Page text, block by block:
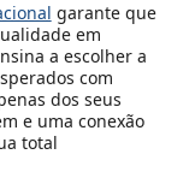
garante que
em
a escolher a
com
dos seus
e uma conexão
total